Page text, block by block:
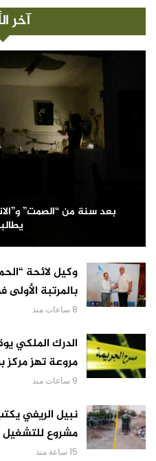
آخر
بعد سنة من “الصمت”
وكيل لائحة
بالمرتبة
8 ساعات منذ
الدرك الملكي
مروعة تهز مركز
9 ساعات منذ
نبيل الريفي
مشروع
15 ساعة منذ